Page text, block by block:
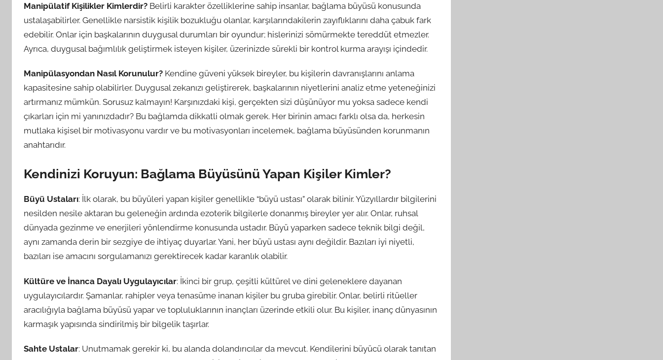
Manipülatif Kişilikler Kimlerdir? Belirli karakter özelliklerine sahip insanlar, bağlama büyüsü konusunda
ustalaşabilirler. Genellikle narsistik kişilik bozukluğu olanlar, karşılarındakilerin zayıflıklarını daha çabuk fark
edebilir. Onlar için başkalarının duygusal durumları bir oyundur; hislerinizi sömürmekte tereddüt etmezler.
Ayrıca, duygusal bağımlılık geliştirmek isteyen kişiler, üzerinizde sürekli bir kontrol kurma arayışı içindedir.
Manipülasyondan Nasıl Korunulur? Kendine güveni yüksek bireyler, bu kişilerin davranışlarını anlama
kapasitesine sahip olabilirler. Duygusal zekanızı geliştirerek, başkalarının niyetlerini analiz etme yeteneğinizi
artırmanız mümkün. Sorusuz kalmayın! Karşınızdaki kişi, gerçekten sizi düşünüyor mu yoksa sadece kendi
çıkarları için mi yanınızdadır? Bu bağlamda dikkatli olmak gerek. Her birinin amacı farklı olsa da, herkesin
mutlaka kişisel bir motivasyonu vardır ve bu motivasyonları incelemek, bağlama büyüsünden korunmanın
anahtarıdır.
Kendinizi Koruyun: Bağlama Büyüsünü Yapan Kişiler Kimler?
Büyü Ustaları: İlk olarak, bu büyüleri yapan kişiler genellikle “büyü ustası” olarak bilinir. Yüzyıllardır bilgilerini
nesilden nesile aktaran bu geleneğin ardında ezoterik bilgilerle donanmış bireyler yer alır. Onlar, ruhsal
dünyada gezinme ve enerjileri yönlendirme konusunda ustadır. Büyü yaparken sadece teknik bilgi değil,
aynı zamanda derin bir sezgiye de ihtiyaç duyarlar. Yani, her büyü ustası aynı değildir. Bazıları iyi niyetli,
bazıları ise amacını sorgulamanızı gerektirecek kadar karanlık olabilir.
Kültüre ve İnanca Dayalı Uygulayıcılar: İkinci bir grup, çeşitli kültürel ve dini geleneklere dayanan
uygulayıcılardır. Şamanlar, rahipler veya tenasüme inanan kişiler bu gruba girebilir. Onlar, belirli ritüeller
aracılığıyla bağlama büyüsü yapar ve topluluklarının inançları üzerinde etkili olur. Bu kişiler, inanç dünyasının
karmaşık yapısında sindirilmiş bir bilgelik taşırlar.
Sahte Ustalar: Unutmamak gerekir ki, bu alanda dolandırıcılar da mevcut. Kendilerini büyücü olarak tanıtan